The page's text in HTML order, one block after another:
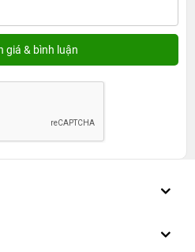
thiện nguyên khối bằng chất
không rỉ. Nhờ đó mang đến
lượng vô cùng nhẹ cũng
trọng phù hợp với mọi hoàn